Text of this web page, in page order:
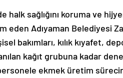
halk sağlığını koruma ve
eden Adıyaman Belediyesi
bakımları, kılık kıyafet,
kağıt grubuna kadar
ekmek üretim